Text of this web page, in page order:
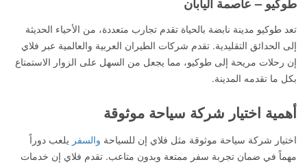
تعد طوكيو مدينة نابضة بالحياة تقدم تجارب متعددة، من الأحياء الحديثة
إلى الحدائق التقليدية. تقدم شركات الطيران العربية والعالمية عبر فلاي
إن رحلات مريحة إلى طوكيو، مما يجعل من السهل على الزوار الاستمتاع
بكل ما تقدمه المدينة.
أهمية اختيار شركة سياحة موثوقة
اختيار شركة سياحة موثوقة مثل فلاي إن للسياحة والسفر يلعب دوراً
مهماً في ضمان تجربة سفر ممتعة وبدون متاعب. تقدم فلاي إن خدمات